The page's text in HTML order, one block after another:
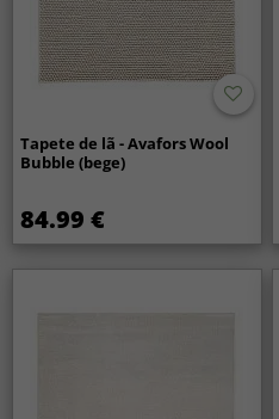
Tapete de lã - Avafors Wool
Bubble (bege)
84.99 €